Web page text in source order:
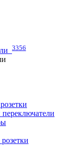
3356